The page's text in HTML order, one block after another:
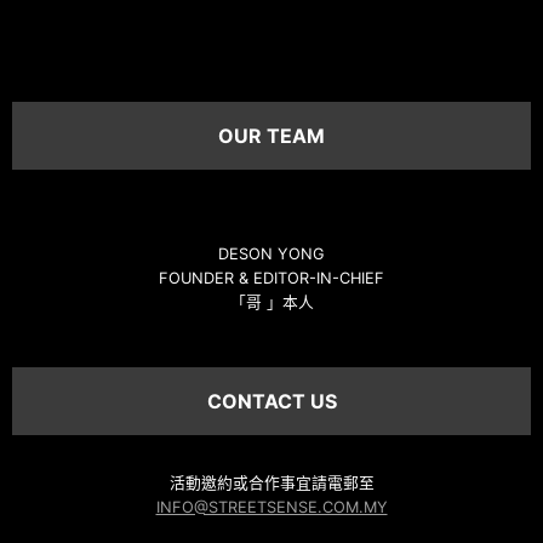
OUR TEAM
DESON YONG
FOUNDER & EDITOR-IN-CHIEF
「哥 」本人
CONTACT US
活動邀約或合作事宜請電郵至
INFO@STREETSENSE.COM.MY